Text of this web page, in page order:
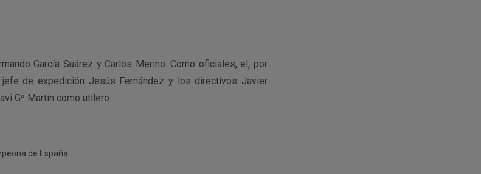
García Suárez y Carlos Merino. Como oficiales, el, por
de expedición Jesús Fernández y los directivos Javier
Gª Martín como utilero.
de España.